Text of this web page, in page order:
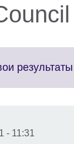
результаты
- 11:31